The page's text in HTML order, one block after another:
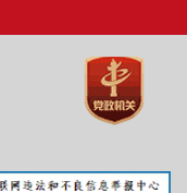
、部门文件、行
布和更新内容，